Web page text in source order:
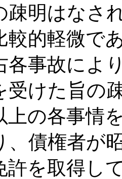
疎明はなさ
較的軽微で
各事故によ
受けた旨の
の各事情
、債権者が
許を取得し